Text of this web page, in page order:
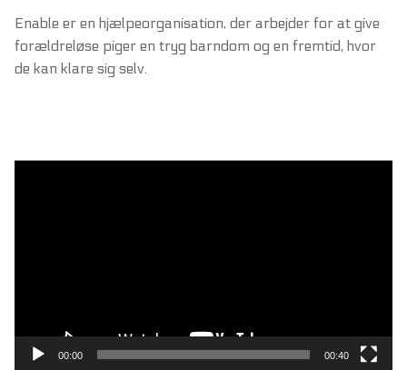
Enable er en hjælpeorganisation, der arbejder for at give
forældreløse piger en tryg barndom og en fremtid, hvor
de kan klare sig selv.
00:00 00:40